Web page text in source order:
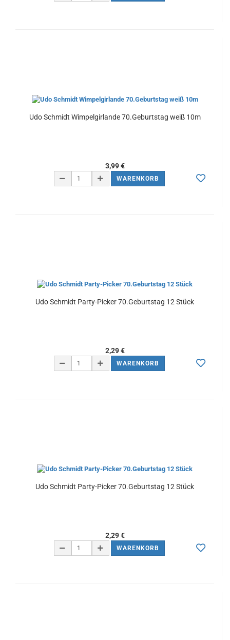
Udo Schmidt Wimpelgirlande 70.Geburtstag weiß 10m
3,99 €
WARENKORB
Udo Schmidt Party-Picker 70.Geburtstag 12 Stück
2,29 €
WARENKORB
Udo Schmidt Party-Picker 70.Geburtstag 12 Stück
2,29 €
WARENKORB